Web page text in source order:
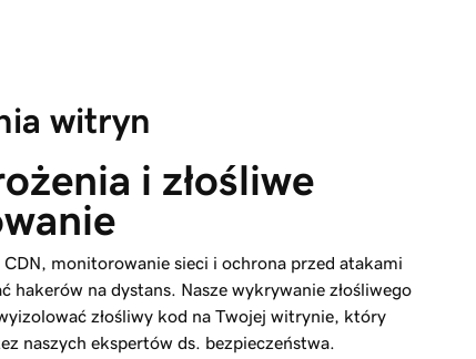
witryn
i złośliwe
monitorowanie sieci i ochrona przed atakami
hakerów na dystans. Nasze wykrywanie złośliwego
złośliwy kod na Twojej witrynie, który
naszych ekspertów ds. bezpieczeństwa.